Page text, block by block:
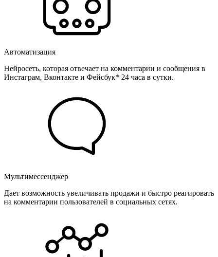
Автоматизация
Нейросеть, которая отвечает на комментарии и сообщения в
Инстаграм, Вконтакте и Фейсбук* 24 часа в сутки.
Мультимессенджер
Дает возможность увеличивать продажи и быстро реагировать
на комментарии пользователей в социальных сетях.